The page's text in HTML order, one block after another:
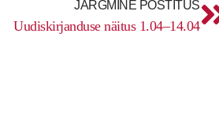
JÄRGMINE POSTITUS
Uudiskirjanduse näitus 1.04–14.04